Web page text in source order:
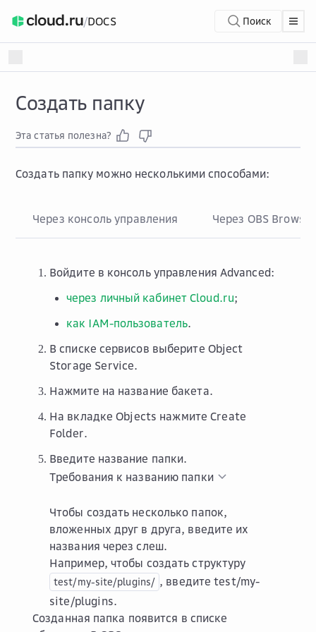
/DOCS Поиск
Создать папку
Эта статья полезна?
Создать папку можно несколькими способами:
Через консоль управления Через OBS
Войдите в консоль управления Advanced:
через личный кабинет Cloud.ru;
как IAM-пользователь.
В списке сервисов выберите Object
Storage Service.
Нажмите на название бакета.
На вкладкеObjects нажмитеCreate
Folder.
Введите название папки.
Требования к названию папки
Чтобы создать несколько папок,
вложенных друг в друга, введите их
названия через слеш.
Например, чтобы создать структуру
test/my-site/plugins/ , введитеtest/my-
site/plugins.
Созданная папка появится в списке